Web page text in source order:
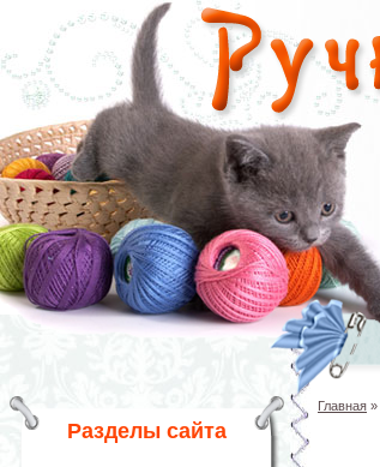
Перейти к основному содержанию
Разделы сайта
Главная »